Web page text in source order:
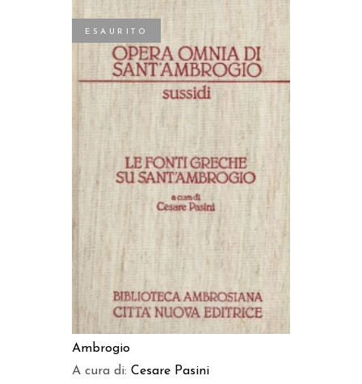
ESAURITO
LEGGI TUTTO
Ambrogio
A cura di: Cesare Pasini